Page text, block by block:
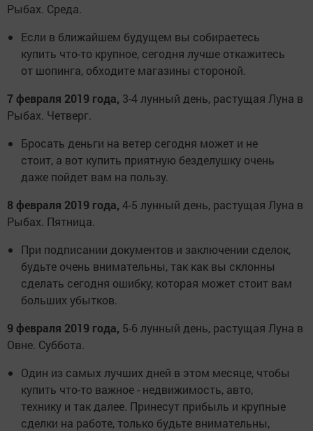
Рыбах. Среда.
Если в ближайшем будущем вы собираетесь
купить что-то крупное, сегодня лучше откажитесь
от шопинга, обходите магазины стороной.
7 февраля 2019 года, 3-4 лунный день, растущая Луна в
Рыбах. Четверг.
Бросать деньги на ветер сегодня может и не
стоит, а вот купить приятную безделушку очень
даже пойдет вам на пользу.
8 февраля 2019 года, 4-5 лунный день, растущая Луна в
Рыбах. Пятница.
При подписании документов и заключении сделок,
будьте очень внимательны, так как вы склонны
сделать сегодня ошибку, которая может стоит вам
больших убытков.
9 февраля 2019 года, 5-6 лунный день, растущая Луна в
Овне. Суббота.
Один из самых лучших дней в этом месяце, чтобы
купить что-то важное - недвижимость, авто,
технику и так далее. Принесут прибыль и крупные
сделки на работе, только будьте внимательны,